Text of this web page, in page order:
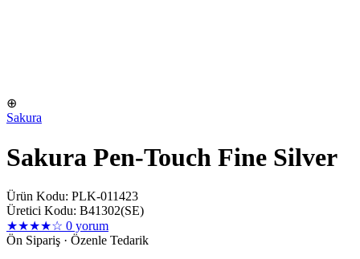
⊕
Sakura
Sakura Pen-Touch Fine Silver
Ürün Kodu: PLK-011423
Üretici Kodu: B41302(SE)
★★★★☆ 0 yorum
Ön Sipariş · Özenle Tedarik